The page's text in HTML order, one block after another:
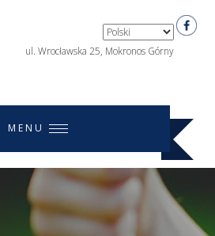
ul. Wrocławska 25, Mokronos Górny
MENU